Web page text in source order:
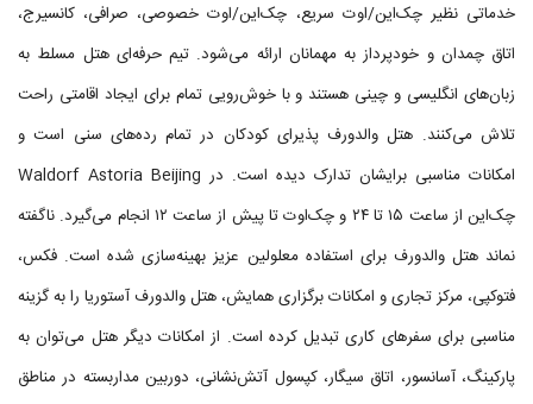
خدماتی نظیر چک‌این/اوت سریع، چک‌این/اوت خصوصی، صرافی، کانسیرج،
اتاق چمدان و خودپرداز به مهمانان ارائه می‌شود. تیم حرفه‌ای هتل مسلط به
زبان‌های انگلیسی و چینی هستند و با خوش‌رویی تمام برای ایجاد اقامتی راحت
تلاش می‌کنند. هتل والدورف پذیرای کودکان در تمام رده‌های سنی است و
امکانات مناسبی برایشان تدارک دیده است. در Waldorf Astoria Beijing
چک‌این از ساعت ۱۵ تا ۲۴ و چک‌اوت تا پیش از ساعت ۱۲ انجام می‌گیرد. ناگفته
نماند هتل والدورف برای استفاده معلولین عزیز بهینه‌سازی شده است. فکس،
فتوکپی، مرکز تجاری و امکانات برگزاری همایش، هتل والدورف آستوریا را به گزینه
مناسبی برای سفرهای کاری تبدیل کرده است. از امکانات دیگر هتل می‌توان به
پارکینگ، آسانسور، اتاق سیگار، کپسول آتش‌نشانی، دوربین مداربسته در مناطق